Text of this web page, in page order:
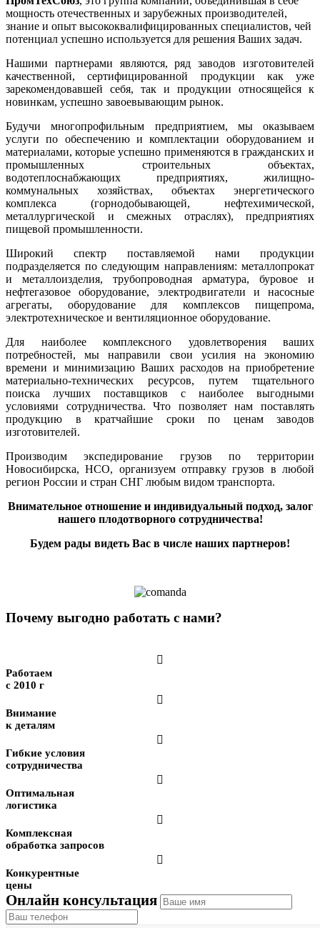
мощность отечественных и зарубежных производителей,
знание и опыт высококвалифицированных специалистов, чей
потенциал успешно используется для решения Ваших задач.
Нашими партнерами являются, ряд заводов изготовителей
качественной, сертифицированной продукции как уже
зарекомендовавшей себя, так и продукции относящейся к
новинкам, успешно завоевывающим рынок.
Будучи многопрофильным предприятием, мы оказываем
услуги по обеспечению и комплектации оборудованием и
материалами, которые успешно применяются в гражданских и
промышленных строительных объектах,
водотеплоснабжающих предприятиях, жилищно-
коммунальных хозяйствах, объектах энергетического
комплекса (горнодобывающей, нефтехимической,
металлургической и смежных отраслях), предприятиях
пищевой промышленности.
Широкий спектр поставляемой нами продукции
подразделяется по следующим направлениям: металлопрокат
и металлоизделия, трубопроводная арматура, буровое и
нефтегазовое оборудование, электродвигатели и насосные
агрегаты, оборудование для комплексов пищепрома,
электротехническое и вентиляционное оборудование.
Для наиболее комплексного удовлетворения ваших
потребностей, мы направили свои усилия на экономию
времени и минимизацию Ваших расходов на приобретение
материально-технических ресурсов, путем тщательного
поиска лучших поставщиков с наиболее выгодными
условиями сотрудничества. Что позволяет нам поставлять
продукцию в кратчайшие сроки по ценам заводов
изготовителей.
Производим экспедирование грузов по территории
Новосибирска, НСО, организуем отправку грузов в любой
регион России и стран СНГ любым видом транспорта.
Внимательное отношение и индивидуальный подход, залог
нашего плодотворного сотрудничества!
Будем рады видеть Вас в числе наших партнеров!
Почему выгодно работать с нами?

Работаем
с 2010 г

Внимание
к деталям

Гибкие условия
сотрудничества

Оптимальная
логистика

Комплексная
обработка запросов

Конкурентные
цены
Онлайн консультация